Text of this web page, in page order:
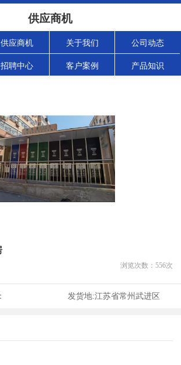
供应商机
供应商机 关于我们 公司动态
招聘中心 客户案例 产品知识
浏览次数： 556次
发货地:江苏省常州武进区